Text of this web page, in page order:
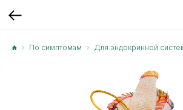
По симптомам Для эндокринной